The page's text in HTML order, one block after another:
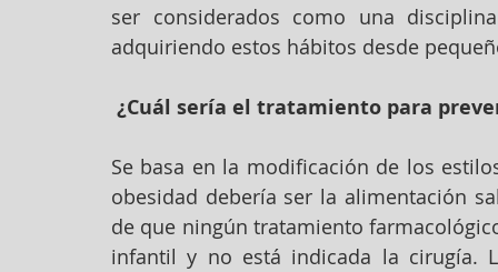
ser considerados como una
adquiriendo estos hábitos desde
¿Cuál sería el tratamiento para
Se basa en la modificación de los
obesidad debería ser la alimentación
de que ningún tratamiento
infantil y no está indicada la cirugía.